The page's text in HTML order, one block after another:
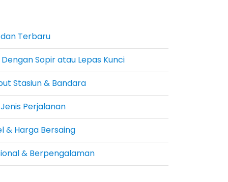
Terbaru
Sopir atau Lepas Kunci
Stasiun & Bandara
Perjalanan
& Harga Bersaing
& Berpengalaman